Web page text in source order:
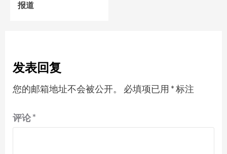
报道
发表回复
您的邮箱地址不会被公开。 必填项已用 *标注
评论*